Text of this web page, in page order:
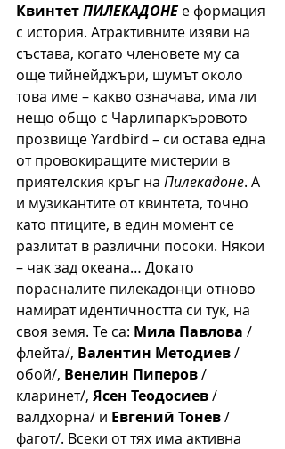
Квинтет ПИЛЕКАДОНЕ е формация
с история. Атрактивните изяви на
състава, когато членовете му са
още тийнейджъри, шумът около
това име – какво означава, има ли
нещо общо с Чарлипаркъровото
прозвище Yardbird – си остава една
от провокиращите мистерии в
приятелския кръг на Пилекадоне. А
и музикантите от квинтета, точно
като птиците, в един момент се
разлитат в различни посоки. Някои
– чак зад океана… Докато
порасналите пилекадонци отново
намират идентичността си тук, на
своя земя. Те са: Мила Павлова /
флейта/, Валентин Методиев /
обой/, Венелин Пиперов /
кларинет/, Ясен Теодосиев /
валдхорна/ и Евгений Тонев /
фагот/. Всеки от тях има активна